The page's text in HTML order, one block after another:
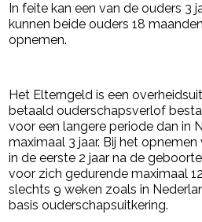
In feite kan een van de ouders 3
kunnen beide ouders 18
opnemen.
Het Elterngeld is een
betaald ouderschapsverlof
voor een langere periode dan in
maximaal 3 jaar. Bij het
in de eerste 2 jaar na de
voor zich gedurende maximaal
slechts 9 weken zoals in
basis ouderschapsuitkering.